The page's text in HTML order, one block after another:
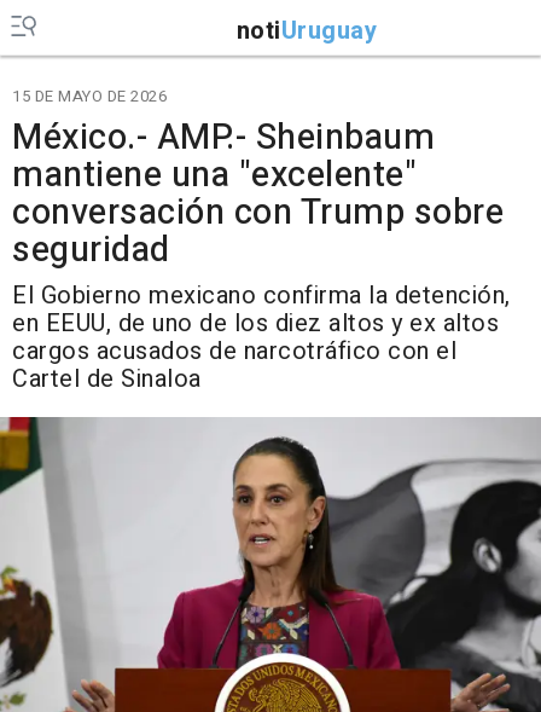
notiUruguay
15 DE MAYO DE 2026
México.- AMP.- Sheinbaum
mantiene una "excelente"
conversación con Trump sobre
seguridad
El Gobierno mexicano confirma la detención,
en EEUU, de uno de los diez altos y ex altos
cargos acusados de narcotráfico con el
Cartel de Sinaloa